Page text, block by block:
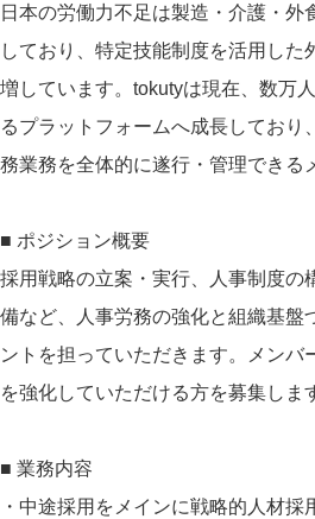
日本の労働力不足は製造・介護・外
しており、特定技能制度を活用した
増しています。tokutyは現在、数万
るプラットフォームへ成長しており
務業務を全体的に遂行・管理できる
■ ポジション概要
採用戦略の立案・実行、人事制度の
備など、人事労務の強化と組織基盤
ントを担っていただきます。メンバ
を強化していただける方を募集しま
■ 業務内容
・中途採用をメインに戦略的人材